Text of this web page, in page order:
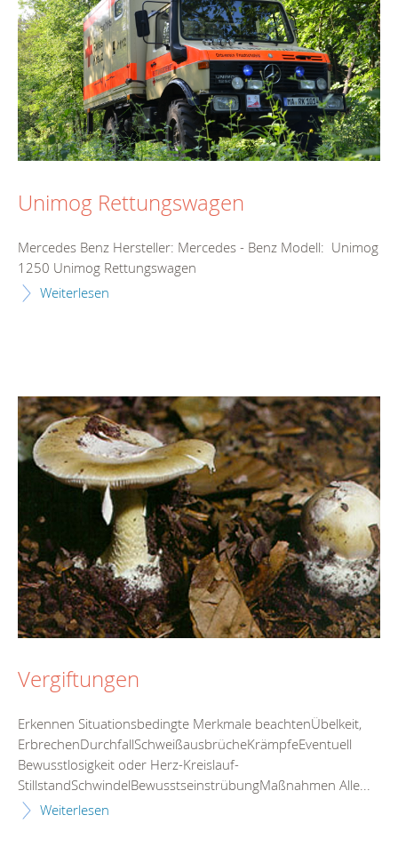
Unimog Rettungswagen
Mercedes Benz Hersteller: Mercedes - Benz Modell: Unimog
1250 Unimog Rettungswagen
Weiterlesen
Vergiftungen
Erkennen Situationsbedingte Merkmale beachtenÜbelkeit,
ErbrechenDurchfallSchweißausbrücheKrämpfeEventuell
Bewusstlosigkeit oder Herz-Kreislauf-
StillstandSchwindelBewusstseinstrübungMaßnahmen Alle...
Weiterlesen